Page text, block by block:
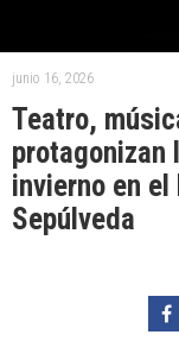
junio 16, 2026
Teatro,
invierno en el
Sepúlveda